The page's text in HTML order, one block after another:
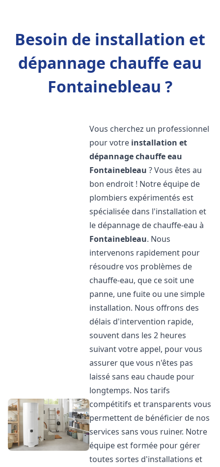
Besoin de installation et
dépannage chauffe eau
Fontainebleau ?
Vous cherchez un professionnel
pour votre installation et
dépannage chauffe eau
Fontainebleau ? Vous êtes au
bon endroit ! Notre équipe de
plombiers expérimentés est
spécialisée dans l'installation et
le dépannage de chauffe-eau à
Fontainebleau. Nous
intervenons rapidement pour
résoudre vos problèmes de
chauffe-eau, que ce soit une
panne, une fuite ou une simple
installation. Nous offrons des
délais d'intervention rapide,
souvent dans les 2 heures
suivant votre appel, pour vous
assurer que vous n'êtes pas
laissé sans eau chaude pour
longtemps. Nos tarifs
compétitifs et transparents vous
permettent de bénéficier de nos
services sans vous ruiner. Notre
équipe est formée pour gérer
toutes sortes d'installations et